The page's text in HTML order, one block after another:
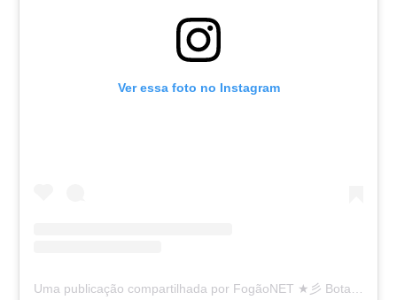
Ver essa foto no Instagram
Uma publicação compartilhada por FogãoNET ★彡 Botafogo FR 👨🏽‍💻🔥 (@fogaonet)